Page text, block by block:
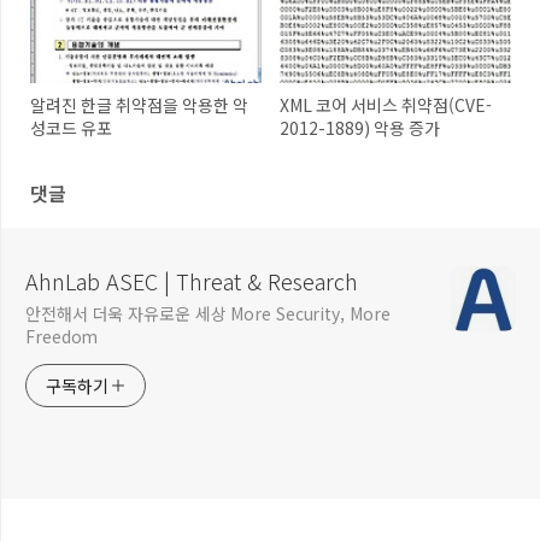
알려진 한글 취약점을 악용한 악
성코드 유포
XML 코어 서비스 취약점(CVE-
2012-1889) 악용 증가
댓글
AhnLab ASEC | Threat & Research
안전해서 더욱 자유로운 세상 More Security, More
Freedom
구독하기